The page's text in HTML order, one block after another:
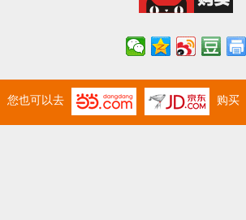
您也可以去 购买